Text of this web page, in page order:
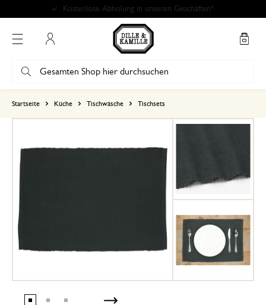
Kostenlose Abholung in unseren Geschäften*
Startseite Küche Tischwäsche Tischsets
6. April 2025
Nur Bewertung, ohne Kommentar